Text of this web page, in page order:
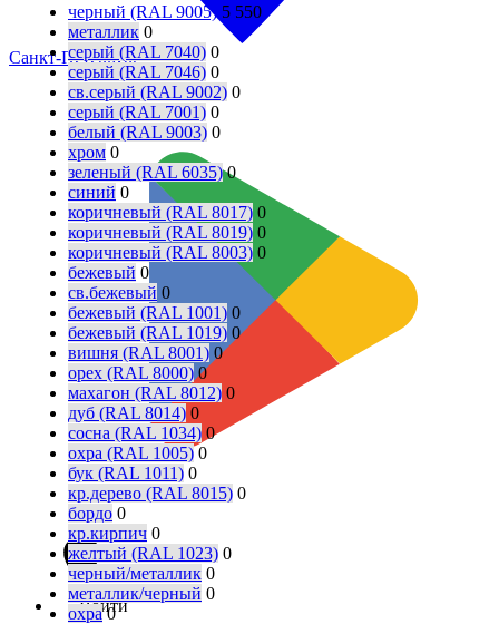
Санкт-Петербург
Войти
черный (RAL 9005) 5 550
металлик 0
серый (RAL 7040) 0
серый (RAL 7046) 0
св.серый (RAL 9002) 0
серый (RAL 7001) 0
белый (RAL 9003) 0
хром 0
зеленый (RAL 6035) 0
синий 0
коричневый (RAL 8017) 0
коричневый (RAL 8019) 0
коричневый (RAL 8003) 0
бежевый 0
св.бежевый 0
бежевый (RAL 1001) 0
бежевый (RAL 1019) 0
вишня (RAL 8001) 0
орех (RAL 8000) 0
махагон (RAL 8012) 0
дуб (RAL 8014) 0
сосна (RAL 1034) 0
охра (RAL 1005) 0
бук (RAL 1011) 0
кр.дерево (RAL 8015) 0
бордо 0
кр.кирпич 0
желтый (RAL 1023) 0
черный/металлик 0
металлик/черный 0
охра 0